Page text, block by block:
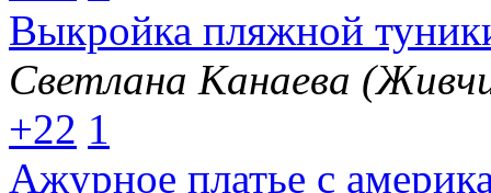
Выкройка пляжной
Светлана Канаева
+22 1
Ажурное платье с